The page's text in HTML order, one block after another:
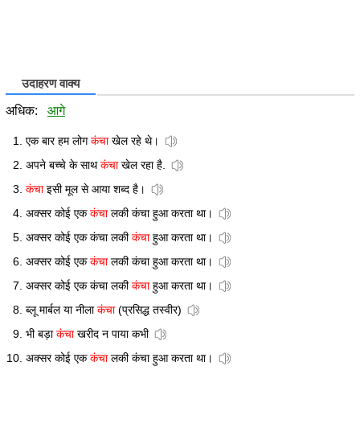
उदाहरण वाक्य
अधिक: आगे
एक बार हम लोगकंचाखेल रहे थे।
अपने बच्चे के साथकंचाखेल रहा है.
कंचाइसी मूल से आया शब्द है।
अक्सर कोई एककंचालकी कंचा हुआ करता था।
अक्सर कोई एक कंचा लकीकंचाहुआ करता था।
अक्सर कोई एककंचालकी कंचा हुआ करता था।
अक्सर कोई एक कंचा लकीकंचाहुआ करता था।
ब्लू मार्बल या नीलाकंचा(प्रसिद्ध तस्वीर)
भी बड़ाकंचाखरीद न पाया कभी
अक्सर कोई एककंचालकी कंचा हुआ करता था।